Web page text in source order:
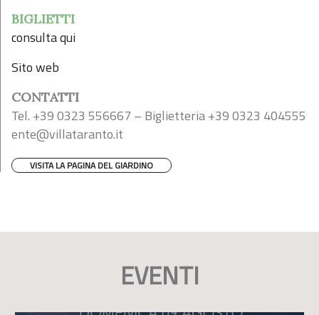
BIGLIETTI
consulta qui
Sito web
CONTATTI
Tel. +39 0323 556667 – Biglietteria +39 0323 404555
ente@villataranto.it
VISITA LA PAGINA DEL GIARDINO
EVENTI